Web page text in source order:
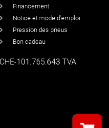
Financement
Notice et mode d'emploi
Pression des pneus
Bon cadeau
CHE-101.765.643 TVA